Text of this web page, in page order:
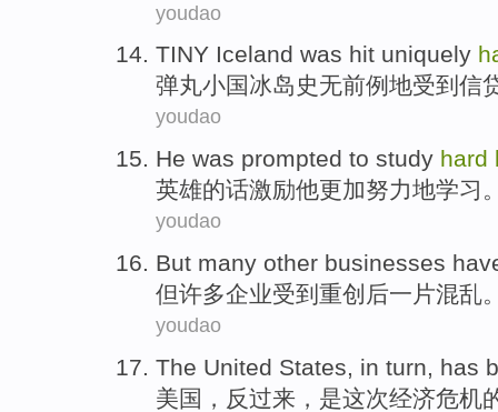
youdao
TINY Iceland was hit uniquely
弹丸小国冰岛史无前例地受到 信
youdao
He was prompted to study hard
英雄的话激励他更加努力地学习
youdao
But many other businesses
但许多企业受到 重创后一片混乱
youdao
The United States, in turn, has
美国 ， 反过来 ， 是这次经济危机